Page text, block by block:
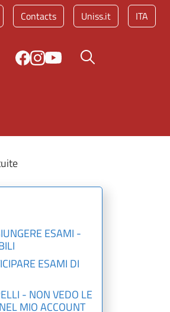
Service menu
Contacts Uniss.it ITA
Search button
ESAMI -
ESAMI DI
- NON VEDO LE
MIO ACCOUNT